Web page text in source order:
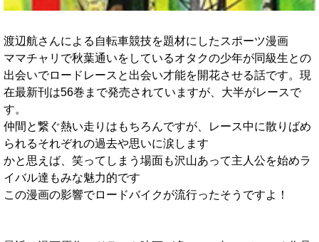
渡辺航さんによる自転車競技を題材にしたスポーツ漫画
ママチャリで秋葉通いをしているオタクの少年が同級生との
出会いでロードレースと出会い才能を開花させる話です。現
在最新刊は56巻まで発売されていますが、大半がレースで
す。
仲間と繋ぐ熱い走りはもちろんですが、レース中に散りばめ
られるそれぞれの過去や思いに涙します
かと思えば、笑ってしまう場面も沢山あって主人公を始めラ
イバル達もみな魅力的です
この漫画の影響でロードバイクが流行ったそうですよ！